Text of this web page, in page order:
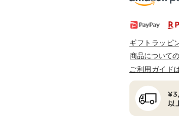
ギフトラッピ
商品について
ご利用ガイド